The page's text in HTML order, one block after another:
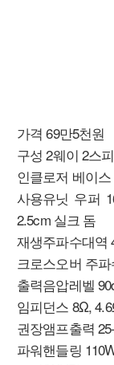
가격 69만5천원
구성 2웨이 2스
인클로저 베이
사용유닛 우퍼
2.5cm 실크 돔
재생주파수대역
크로스오버 주
출력음압레벨
임피던스 8Ω,
권장앰프출력
파워핸들링